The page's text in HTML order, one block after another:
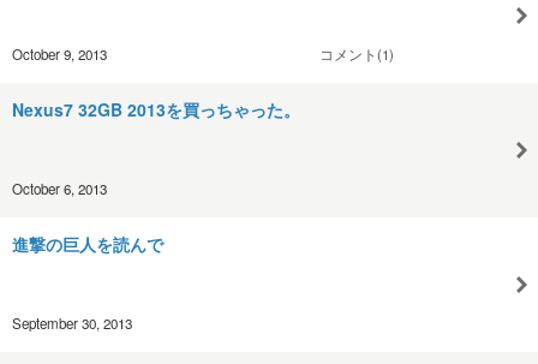
October 9, 2013 コメント(1)
Nexus7 32GB 2013を買っちゃった。
October 6, 2013
進撃の巨人を読んで
September 30, 2013